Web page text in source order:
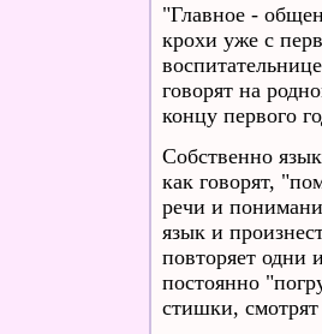
"Главное -
крохи уже с
говорят на
концу первого
Собственно
как говорят,
речи и
язык и
повторяет одни
постоянно
стишки,